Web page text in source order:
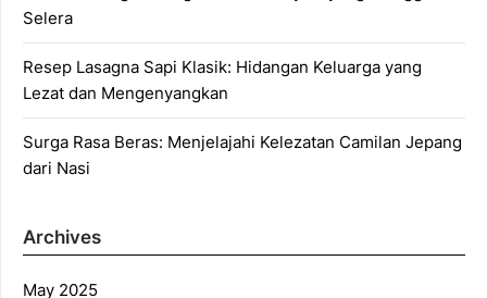
Selera
Resep Lasagna Sapi Klasik: Hidangan Keluarga yang
Lezat dan Mengenyangkan
Surga Rasa Beras: Menjelajahi Kelezatan Camilan Jepang
dari Nasi
Archives
May 2025